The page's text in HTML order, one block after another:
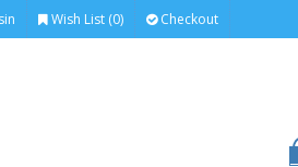
Wish List (0) Checkout